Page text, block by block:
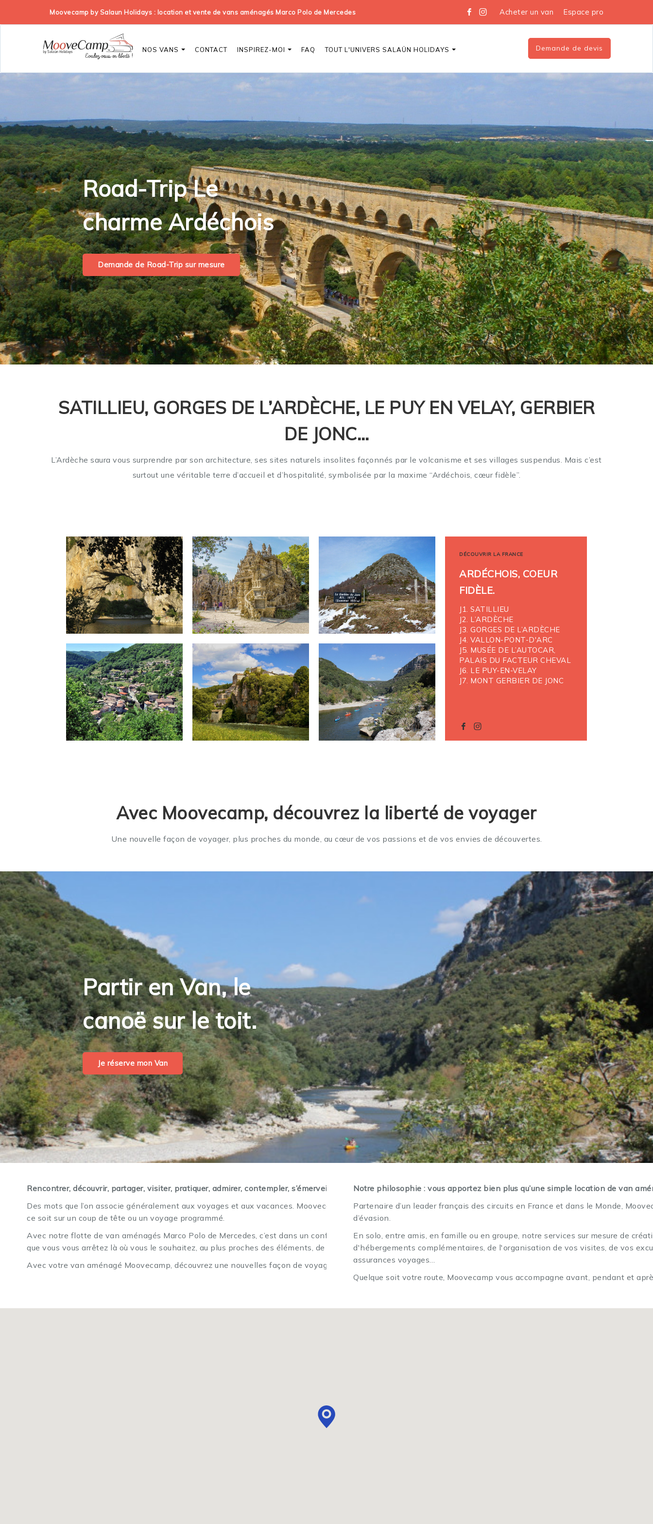
Moovecamp by Salaun Holidays : location et vente de vans aménagés Marco Polo de Mercedes Acheter un van Espace pro
NOS VANS CONTACT INSPIREZ-MOI FAQ TOUT L'UNIVERS SALAÜN HOLIDAYS Demande de devis
Road-Trip Le
charme Ardéchois
Demande de Road-Trip sur mesure
SATILLIEU, GORGES DE L’ARDÈCHE, LE PUY EN VELAY, GERBIER
DE JONC…
L’Ardèche saura vous surprendre par sonarchitecture, ses sites naturels insolites façonnés par le volcanisme et ses villages suspendus. Mais c’est
surtout une véritable terre d’accueil et d’hospitalité, symbolisée par la maxime “Ardéchois, cœur fidèle”.
DÉCOUVRIR LA FRANCE
ARDÉCHOIS, COEUR
FIDÈLE.
J1. SATILLIEU
J2. L’ARDÈCHE
J3. GORGES DE L’ARDÈCHE
J4. VALLON-PONT-D'ARC
J5. MUSÉE DE L’AUTOCAR,
PALAIS DU FACTEUR CHEVAL
J6. LE PUY-EN-VELAY
J7. MONT GERBIER DE JONC
Avec Moovecamp, découvrez la liberté de voyager
Une nouvelle façon de voyager, plus proches du monde, au cœur de vos passions et de vos envies de découvertes.
Partir en Van, le
canoë sur le toit.
Je réserve mon Van
Rencontrer, découvrir, partager, visiter, pratiquer, admirer, contempler, s’émerveiller, se recentrer, se retrouver…
Des mots que l’on associe généralement aux voyages et aux vacances. Moovecamp, c’est la possibilité de répondre à chacune de vos envies, que
ce soit sur un coup de tête ou un voyage programmé.
Avec notre flotte de van aménagés Marco Polo de Mercedes, c’est dans un confort unique que vous parcourrez les routes de France et d’Europe,
que vous vous arrêtez là où vous le souhaitez, au plus proches des éléments, de vos passions, de vos envies de nature et de découvertes.
Avec votre van aménagé Moovecamp, découvrez une nouvelles façon de voyager, découvrez la liberté de voyager.
Notre philosophie : vous apportez bien plus qu’une simple location de van
Partenaire d’un leader français des circuits en France et dans le Monde,
d’évasion.
En solo, entre amis, en famille ou en groupe, notre services sur mesure de
d'hébergements complémentaires, de l'organisation de vos visites, de vos
assurances voyages…
Quelque soit votre route, Moovecamp vous accompagne avant, pendant et